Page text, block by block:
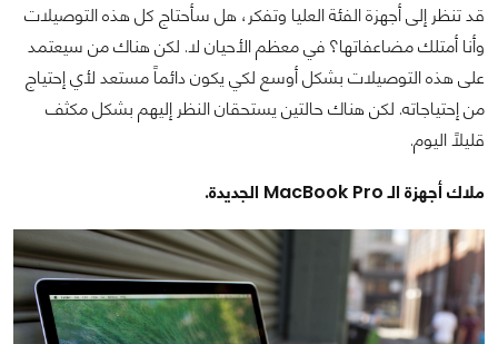
قد تنظر إلى أجهزة الفئة العليا وتفكر، هل سأحتاج كل هذه التوصيلات
وأنا أمتلك مضاعفاتها؟ في معظم الأحيان لا. لكن هناك من سيعتمد
على هذه التوصيلات بشكل أوسع لكي يكون دائماً مستعد لأي إحتياج
من إحتياجاته. لكن هناك حالتين يستحقان النظر إليهم بشكل مكثف
قليلاً اليوم.
ملاك أجهزة الـ MacBook Pro الجديدة.